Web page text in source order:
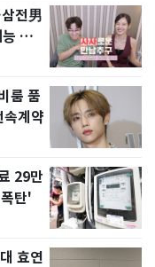
전男
화
룸 품
계약
29만
탄'
효연